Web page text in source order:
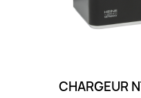
CHARGEUR